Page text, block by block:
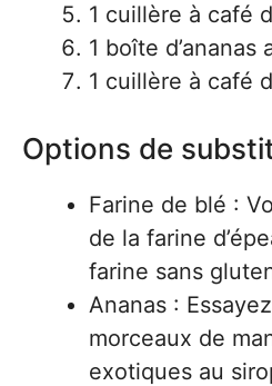
1 cuillère à café
1 boîte
1 cuillère à café
Options de
Farine de blé :
de la farine
farine sans
Ananas :
morceaux de
exotiques au